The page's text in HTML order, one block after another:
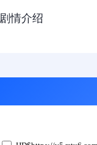
剧情介绍